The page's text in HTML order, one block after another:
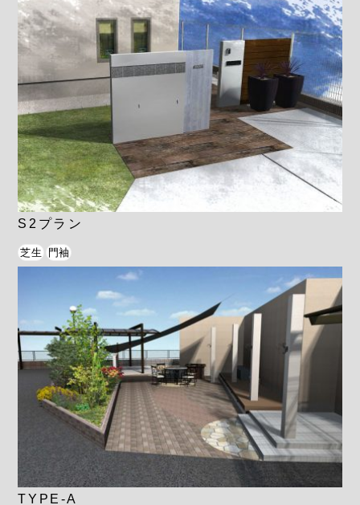
S2プラン
芝生 門袖
TYPE-A